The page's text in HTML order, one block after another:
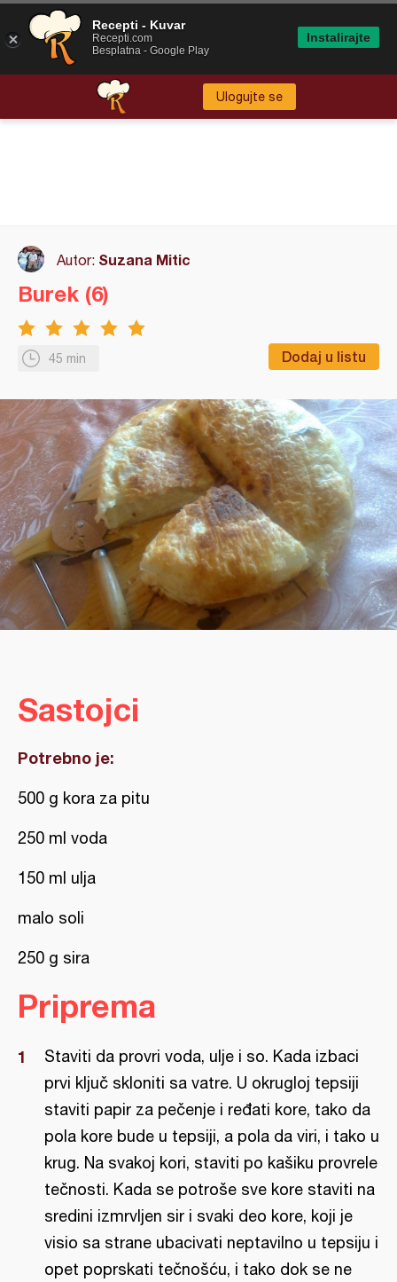
Ulogujte se
Autor: Suzana Mitic
45 min Dodaj u listu
Burek (6)
Sastojci
Potrebno je:
500 g kora za pitu
250 ml voda
150 ml ulja
malo soli
250 g sira
Priprema
Staviti da provri voda, ulje i so. Kada izbaci
prvi ključ skloniti sa vatre. U okrugloj tepsiji
staviti papir za pečenje i ređati kore, tako da
pola kore bude u tepsiji, a pola da viri, i tako u
krug. Na svakoj kori, staviti po kašiku provrele
tečnosti. Kada se potroše sve kore staviti na
sredini izmrvljen sir i svaki deo kore, koji je
visio sa strane ubacivati neptavilno u tepsiju i
opet poprskati tečnošću, i tako dok se ne
Recepti - Kuvar
Recepti.com
Besplatna - Google Play
Instalirajte